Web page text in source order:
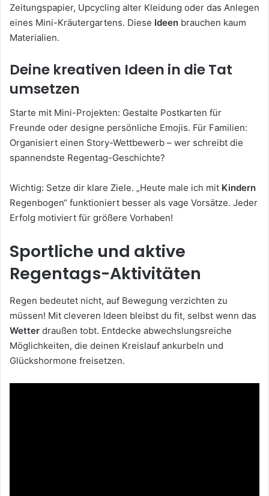
Zeitungspapier, Upcycling alter Kleidung oder das Anlegen
eines Mini-Kräutergartens. Diese Ideen brauchen kaum
Materialien.
Deine kreativen Ideen in die Tat
umsetzen
Starte mit Mini-Projekten: Gestalte Postkarten für
Freunde oder designe persönliche Emojis. Für Familien:
Organisiert einen Story-Wettbewerb – wer schreibt die
spannendste Regentag-Geschichte?
Wichtig: Setze dir klare Ziele. „Heute male ich mit Kindern
Regenbogen“ funktioniert besser als vage Vorsätze. Jeder
Erfolg motiviert für größere Vorhaben!
Sportliche und aktive
Regentags-Aktivitäten
Regen bedeutet nicht, auf Bewegung verzichten zu
müssen! Mit cleveren Ideen bleibst du fit, selbst wenn das
Wetter draußen tobt. Entdecke abwechslungsreiche
Möglichkeiten, die deinen Kreislauf ankurbeln und
Glückshormone freisetzen.